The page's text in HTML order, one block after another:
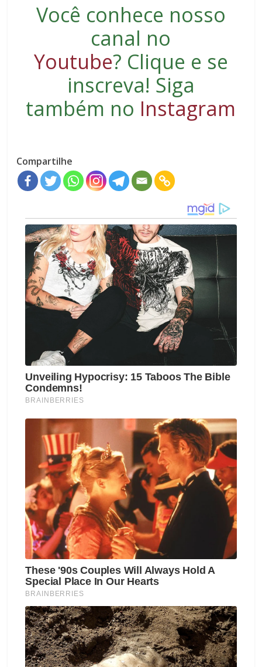
Você conhece nosso
canal no
Youtube? Clique e se
inscreva! Siga
também no Instagram
Compartilhe